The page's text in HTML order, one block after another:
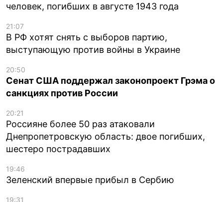
человек, погибших в августе 1943 года
21:07
В РФ хотят снять с выборов партию,
выступающую против войны в Украине
20:50
Сенат США поддержал законопроект Грэма о
санкциях против России
20:21
Россияне более 50 раз атаковали
Днепропетровскую область: двое погибших,
шестеро пострадавших
19:46
Зеленский впервые прибыл в Сербию
19:31